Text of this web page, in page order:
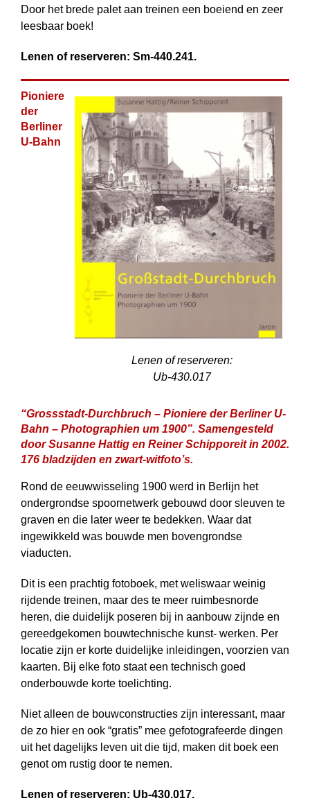
Door het brede palet aan treinen een boeiend en zeer
leesbaar boek!
Lenen of reserveren: Sm-440.241.
Lenen of reserveren:
Ub-430.017
Pioniere
der
Berliner
U-Bahn
“Grossstadt-Durchbruch – Pioniere der Berliner U-
Bahn – Photographien um 1900”. Samengesteld
door Susanne Hattig en Reiner Schipporeit in 2002.
176 bladzijden en zwart-witfoto’s.
Rond de eeuwwisseling 1900 werd in Berlijn het
ondergrondse spoornetwerk gebouwd door sleuven te
graven en die later weer te bedekken. Waar dat
ingewikkeld was bouwde men bovengrondse
viaducten.
Dit is een prachtig fotoboek, met weliswaar weinig
rijdende treinen, maar des te meer ruimbesnorde
heren, die duidelijk poseren bij in aanbouw zijnde en
gereedgekomen bouwtechnische kunst- werken. Per
locatie zijn er korte duidelijke inleidingen, voorzien van
kaarten. Bij elke foto staat een technisch goed
onderbouwde korte toelichting.
Niet alleen de bouwconstructies zijn interessant, maar
de zo hier en ook “gratis” mee gefotografeerde dingen
uit het dagelijks leven uit die tijd, maken dit boek een
genot om rustig door te nemen.
Lenen of reserveren: Ub-430.017.